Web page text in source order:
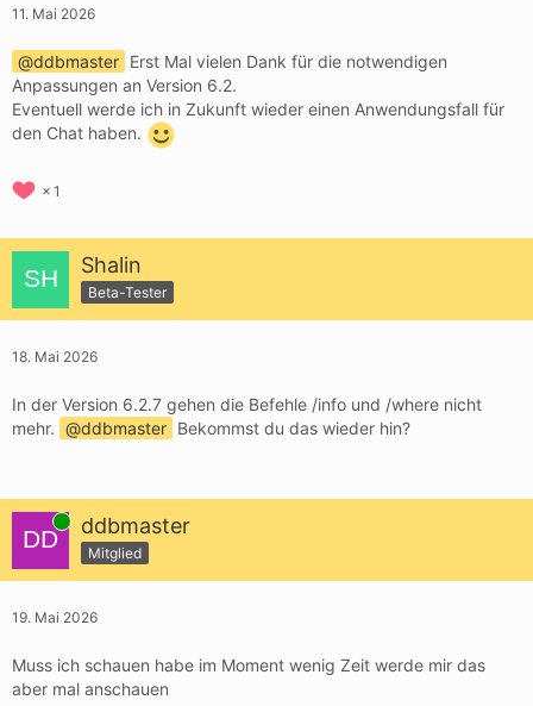
11. Mai 2026
ddbmaster Erst Mal vielen Dank für die notwendigen
Anpassungen an Version 6.2.
Eventuell werde ich in Zukunft wieder einen Anwendungsfall für
den Chat haben.
1
Shalin
Beta-Tester
18. Mai 2026
In der Version 6.2.7 gehen die Befehle /info und /where nicht
mehr.
ddbmaster Bekommst du das wieder hin?
Online ddbmaster
Mitglied
19. Mai 2026
Muss ich schauen habe im Moment wenig Zeit werde mir das
aber mal anschauen